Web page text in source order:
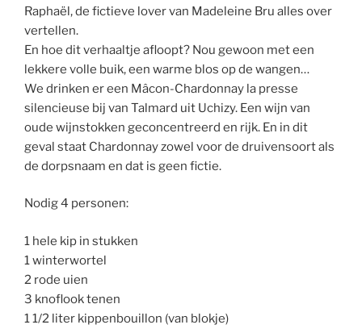
Raphaël, de fictieve lover van Madeleine Bru alles over
vertellen.
En hoe dit verhaaltje afloopt? Nou gewoon met een
lekkere volle buik, een warme blos op de wangen…
We drinken er een Mâcon-Chardonnay la presse
silencieuse bij van Talmard uit Uchizy. Een wijn van
oude wijnstokken geconcentreerd en rijk. En in dit
geval staat Chardonnay zowel voor de druivensoort als
de dorpsnaam en dat is geen fictie.
Nodig 4 personen:
1 hele kip in stukken
1 winterwortel
2 rode uien
3 knoflook tenen
1 1/2 liter kippenbouillon (van blokje)